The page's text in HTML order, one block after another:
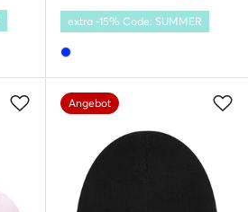
extra -15% Code: SUMMER
Angebot